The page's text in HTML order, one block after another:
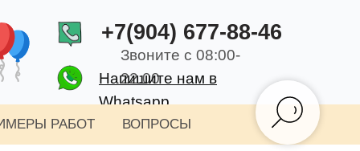
+7(904) 677-88-46
Звоните с 08:00-
22:00
Напишите нам в
Whatsapp
РАБОТ ВОПРОСЫ